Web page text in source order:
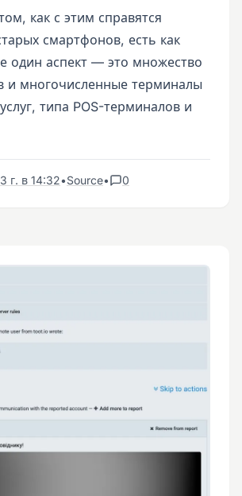
как с этим справятся
смартфонов, есть как
один аспект — это множество
и многочисленные терминалы
типа POS-терминалов и
г. в 14:32•Source• 0